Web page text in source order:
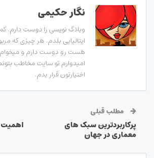
نگار حکیمی
وبلاگ نویسی را دوست دارم.
ایتالیایی بلدم. هر چیزی که
هست رو دوست دارم و
امیدوارم تو سایت مخاطب
اختیارتون قرار بدم.
مطلب قبلی
پرکاربردترین سبک های
معماری در جهان
اهمیت